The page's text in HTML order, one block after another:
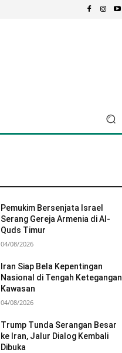
Pemukim Bersenjata Israel
Serang Gereja Armenia di Al-
Quds Timur
04/08/2026
Iran Siap Bela Kepentingan
Nasional di Tengah Ketegangan
Kawasan
04/08/2026
Trump Tunda Serangan Besar
ke Iran, Jalur Dialog Kembali
Dibuka